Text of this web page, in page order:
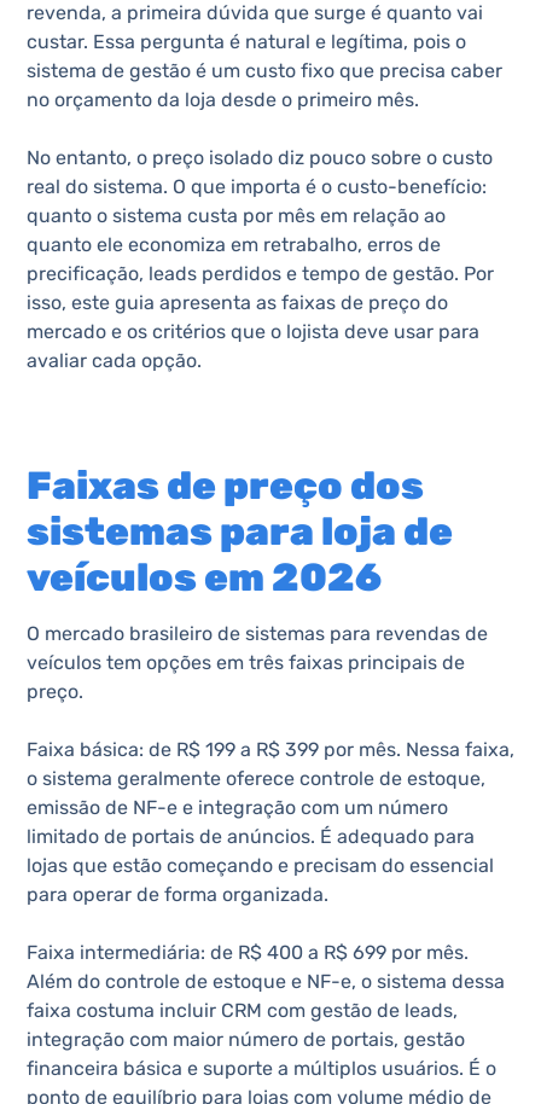
revenda, a primeira dúvida que surge é quanto vai
custar. Essa pergunta é natural e legítima, pois o
sistema de gestão é um custo fixo que precisa caber
no orçamento da loja desde o primeiro mês.
No entanto, o preço isolado diz pouco sobre o custo
real do sistema. O que importa é o custo-benefício:
quanto o sistema custa por mês em relação ao
quanto ele economiza em retrabalho, erros de
precificação, leads perdidos e tempo de gestão. Por
isso, este guia apresenta as faixas de preço do
mercado e os critérios que o lojista deve usar para
avaliar cada opção.
Faixas de preço dos
sistemas para loja de
veículos em 2026
O mercado brasileiro de sistemas para revendas de
veículos tem opções em três faixas principais de
preço.
Faixa básica: de R$ 199 a R$ 399 por mês. Nessa faixa,
o sistema geralmente oferece controle de estoque,
emissão de NF-e e integração com um número
limitado de portais de anúncios. É adequado para
lojas que estão começando e precisam do essencial
para operar de forma organizada.
Faixa intermediária: de R$ 400 a R$ 699 por mês.
Além do controle de estoque e NF-e, o sistema dessa
faixa costuma incluir CRM com gestão de leads,
integração com maior número de portais, gestão
financeira básica e suporte a múltiplos usuários. É o
ponto de equilíbrio para lojas com volume médio de